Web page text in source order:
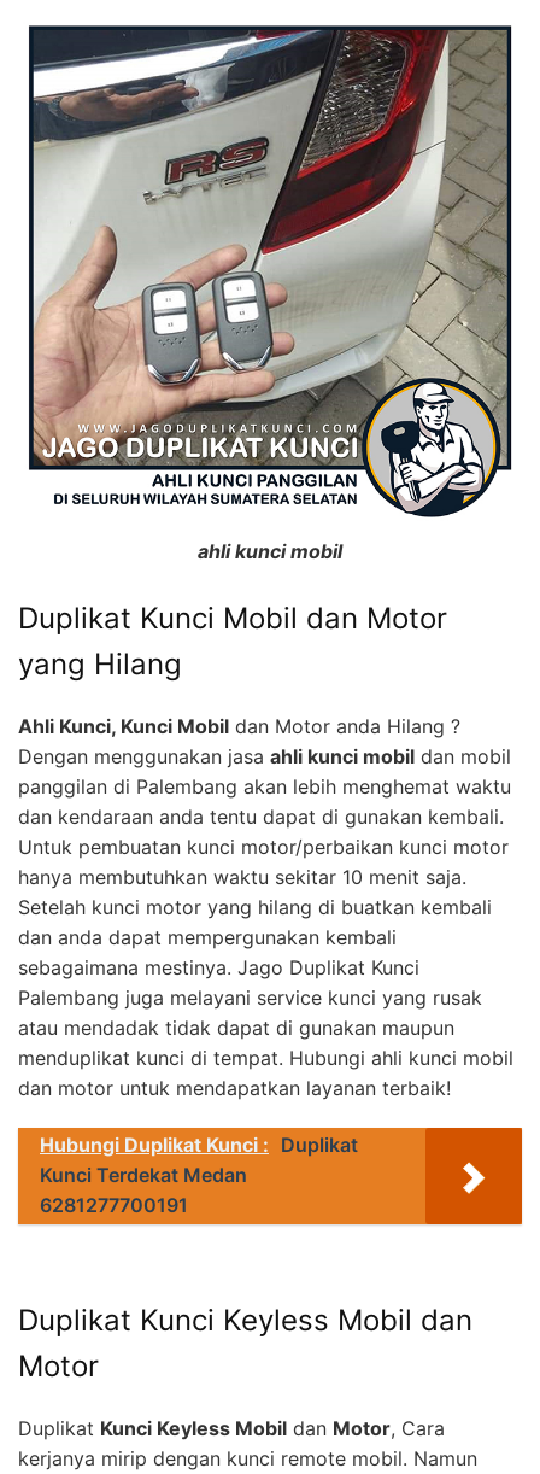
ahli kunci mobil
Duplikat Kunci Mobil dan Motor
yang Hilang
Ahli Kunci, Kunci Mobil dan Motor anda Hilang ?
Dengan menggunakan jasa ahli kunci mobil dan mobil
panggilan di Palembang akan lebih menghemat waktu
dan kendaraan anda tentu dapat di gunakan kembali.
Untuk pembuatan kunci motor/perbaikan kunci motor
hanya membutuhkan waktu sekitar 10 menit saja.
Setelah kunci motor yang hilang di buatkan kembali
dan anda dapat mempergunakan kembali
sebagaimana mestinya. Jago Duplikat Kunci
Palembang juga melayani service kunci yang rusak
atau mendadak tidak dapat di gunakan maupun
menduplikat kunci di tempat. Hubungi ahli kunci mobil
dan motor untuk mendapatkan layanan terbaik!
Hubungi Duplikat Kunci : Duplikat
Kunci Terdekat Medan
6281277700191
Duplikat Kunci Keyless Mobil dan
Motor
Duplikat Kunci Keyless Mobil dan Motor, Cara
kerjanya mirip dengan kunci remote mobil. Namun